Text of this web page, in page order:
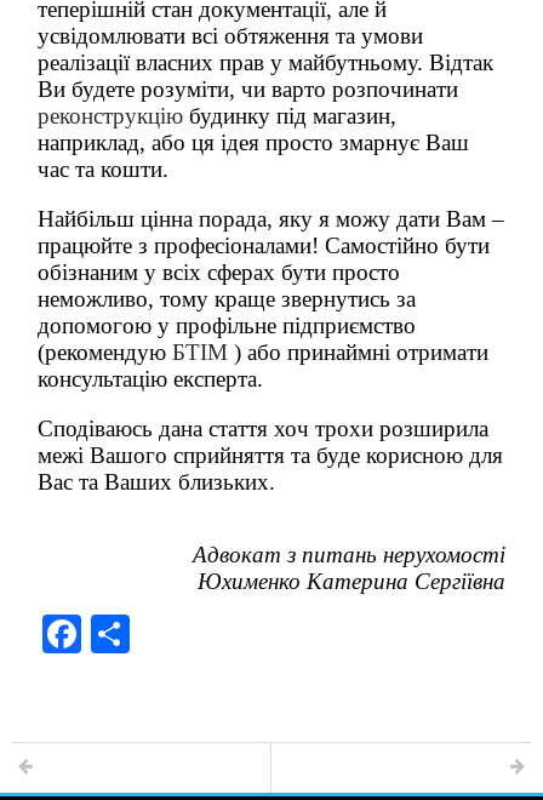
теперішній стан документації, але й
усвідомлювати всі обтяження та умови
реалізації власних прав у майбутньому. Відтак
Ви будете розуміти, чи варто розпочинати
реконструкцію будинку під магазин,
наприклад, або ця ідея просто змарнує Ваш
час та кошти.
Найбільш цінна порада, яку я можу дати Вам –
працюйте з професіоналами! Самостійно бути
обізнаним у всіх сферах бути просто
неможливо, тому краще звернутись за
допомогою у профільне підприємство
(рекомендуюБТІМ) або принаймні отримати
консультацію експерта.
Сподіваюсь дана стаття хоч трохи розширила
межі Вашого сприйняття та буде корисною для
Вас та Ваших близьких.
Адвокат з питань нерухомості
Юхименко Катерина Сергіївна
F
e
b
e